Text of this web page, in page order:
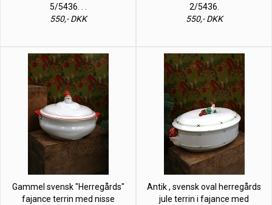
5/5436. . .
550,- DKK
2/5436.
550,- DKK
Gammel svensk "Herregårds"
fajance terrin med nisse
Antik , svensk oval herregårds
jule terrin i fajance med